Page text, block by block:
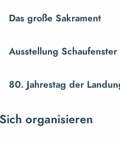
Das große Sakrament
Ausstellung
80. Jahrestag der
Sich organisieren